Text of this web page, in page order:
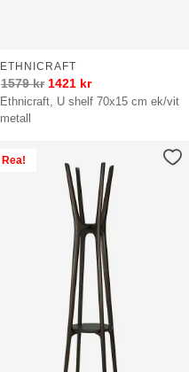
Ethnicraft, U shelf 70x15 cm ek/vit
metall
ETHNICRAFT
1579kr 1421 kr
Rea!